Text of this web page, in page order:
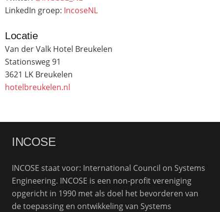
LinkedIn groep: IncoseNL
Locatie
Van der Valk Hotel Breukelen
Stationsweg 91
3621 LK Breukelen
hotelbreukelen.nl
INCOSE
INCOSE staat voor: International Council on Systems
Engineering. INCOSE is een non-profit vereniging
opgericht in 1990 met als doel het bevorderen van
de toepassing en ontwikkeling van Systems